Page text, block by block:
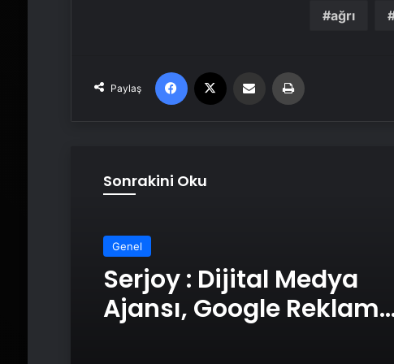
ağrı
Paylaş
Facebook Email'den paylaş
Sonrakini Oku
Genel
Serjoy : Dijital Medya
Ajansı, Google Reklam